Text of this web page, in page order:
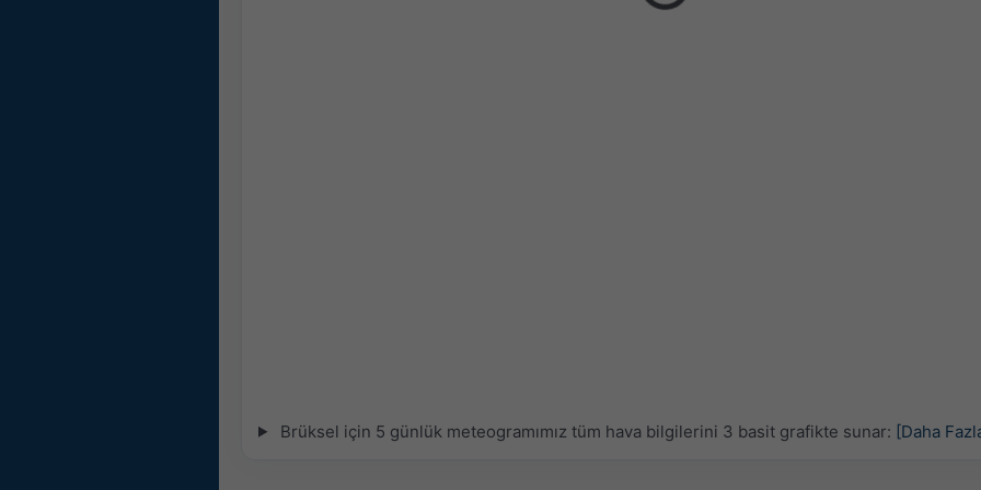
Brüksel için 5 günlük meteogramımız tüm hava bilgilerini 3 basit grafikte sunar: [Daha